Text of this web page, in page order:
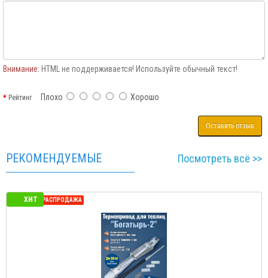
Внимание: HTML не поддерживается! Используйте обычный текст!
РейтингПлохо Хорошо
Оставить отзыв
РЕКОМЕНДУЕМЫЕ Посмотреть всё >>
ХИТ
СЕЗОННАЯ РАСПРОДАЖА